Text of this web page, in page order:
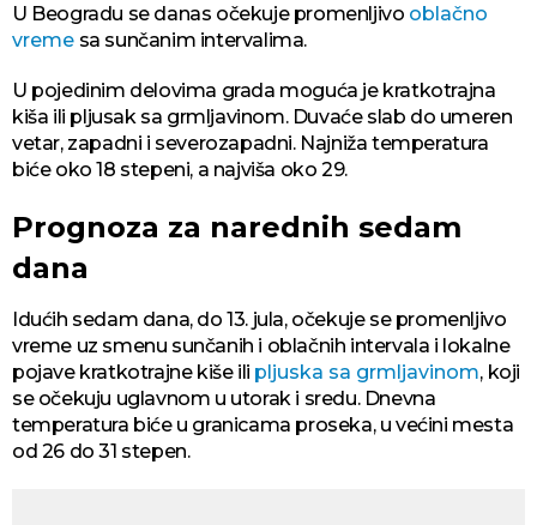
U Beogradu se danas očekuje promenljivo oblačno
vreme sa sunčanim intervalima.
U pojedinim delovima grada moguća je kratkotrajna
kiša ili pljusak sa grmljavinom. Duvaće slab do umeren
vetar, zapadni i severozapadni. Najniža temperatura
biće oko 18 stepeni, a najviša oko 29.
Prognoza za narednih sedam
dana
Idućih sedam dana, do 13. jula, očekuje se promenljivo
vreme uz smenu sunčanih i oblačnih intervala i lokalne
pojave kratkotrajne kiše ili pljuska sa grmljavinom, koji
se očekuju uglavnom u utorak i sredu. Dnevna
temperatura biće u granicama proseka, u većini mesta
od 26 do 31 stepen.